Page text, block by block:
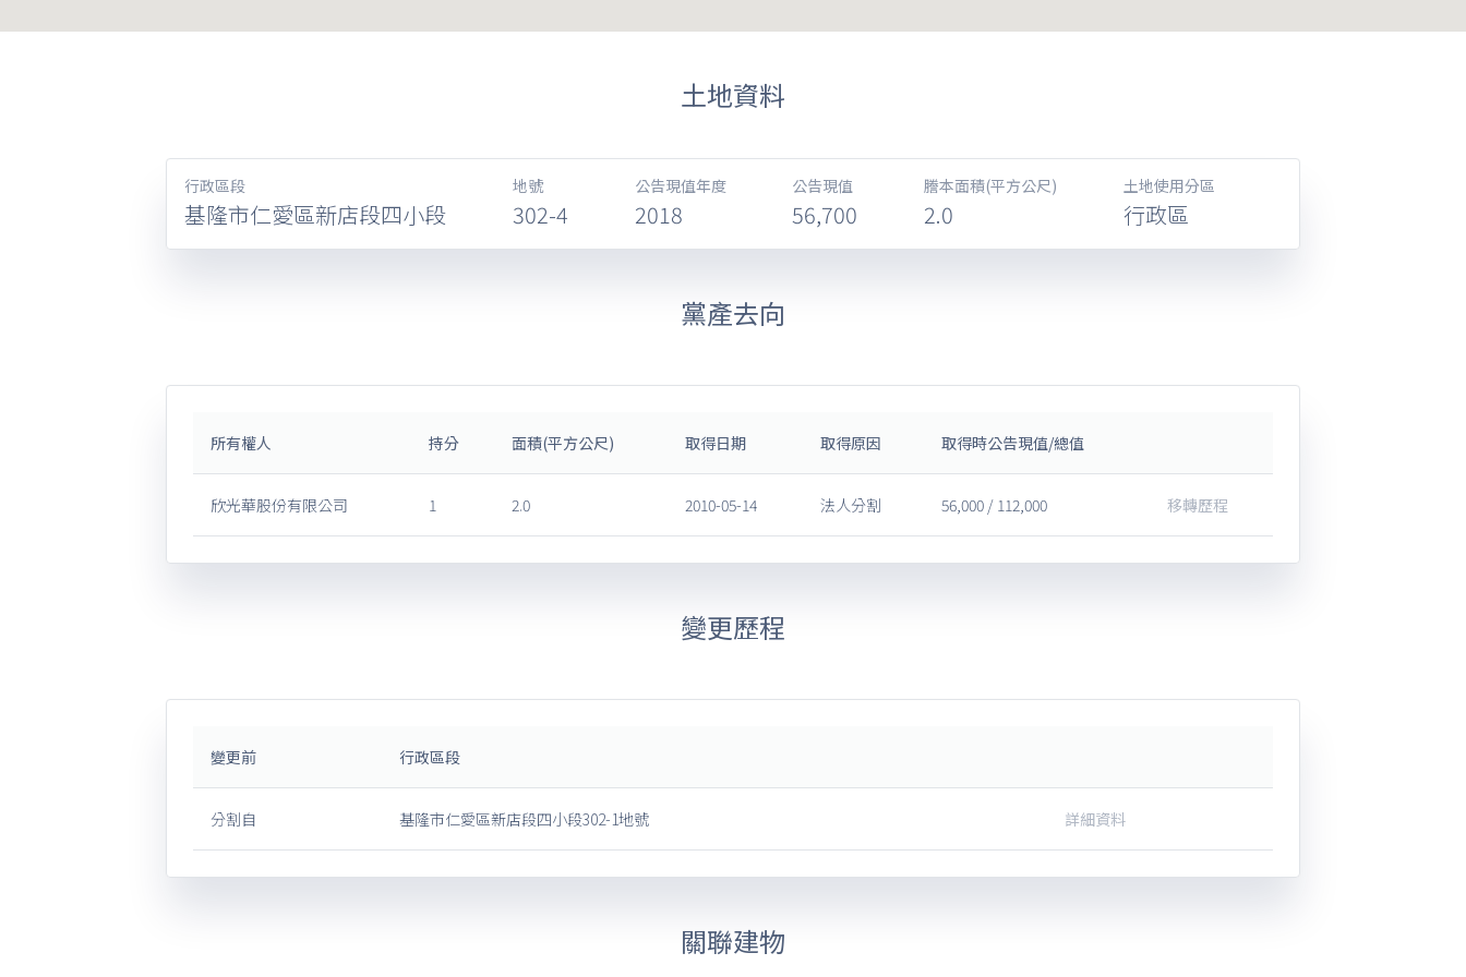
土地資料
行政區段
基隆市仁愛區新店段四小段
地號
302-4
公告現值年度
2018
公告現值
56,700
謄本面積(平方公尺)
2.0
土地使用分區
行政區
黨產去向
所有權人 持分 面積(平方公尺) 取得日期 取得原因 取得時公告現值/總值
欣光華股份有限公司 1 2.0 2010-05-14 法人分割 56,000 / 112,000 移轉歷程
變更歷程
變更前 行政區段
分割自 基隆市仁愛區新店段四小段302-1地號 詳細資料
關聯建物